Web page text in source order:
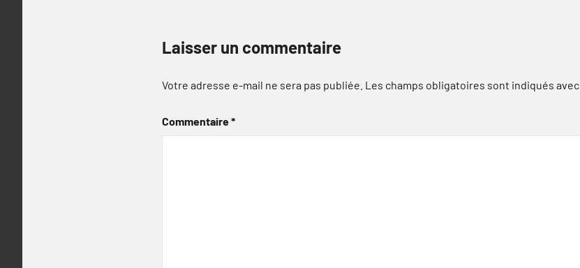
Laisser un commentaire
Votre adresse e-mail ne sera pas publiée. Les champs obligatoires sont indiqués avec
Commentaire*